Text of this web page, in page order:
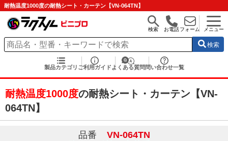
耐熱温度1000度の耐熱シート・カーテン【VN-064TN】
検索 お電話フォーム メニュー
検索
製品カテゴリ ご利用ガイド よくある質問 問い合わせ一覧
耐熱温度1000度の耐熱シート・カーテン【VN-
064TN】
品番
VN-064TN